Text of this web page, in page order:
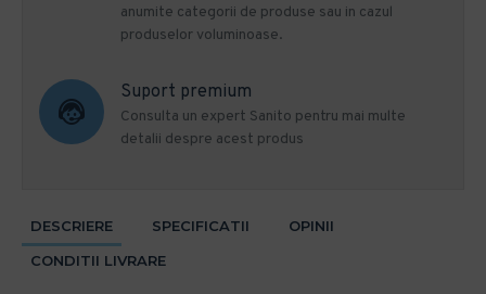
anumite categorii de produse sau in cazul
produselor voluminoase.
Suport premium
Consulta un expert Sanito pentru mai multe
detalii despre acest produs
DESCRIERE SPECIFICATII
OPINII
CONDITII LIVRARE